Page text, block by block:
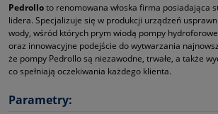
Pedrolloto renomowana włoska firma posiadająca
lidera. Specjalizuje się w produkcji urządzeń
wody, wśród których prym wiodą pompy
oraz innowacyjne podejście do wytwarzania
że pompy Pedrollo są niezawodne, trwałe, a także
co spełniają oczekiwania każdego klienta.
Parametry: